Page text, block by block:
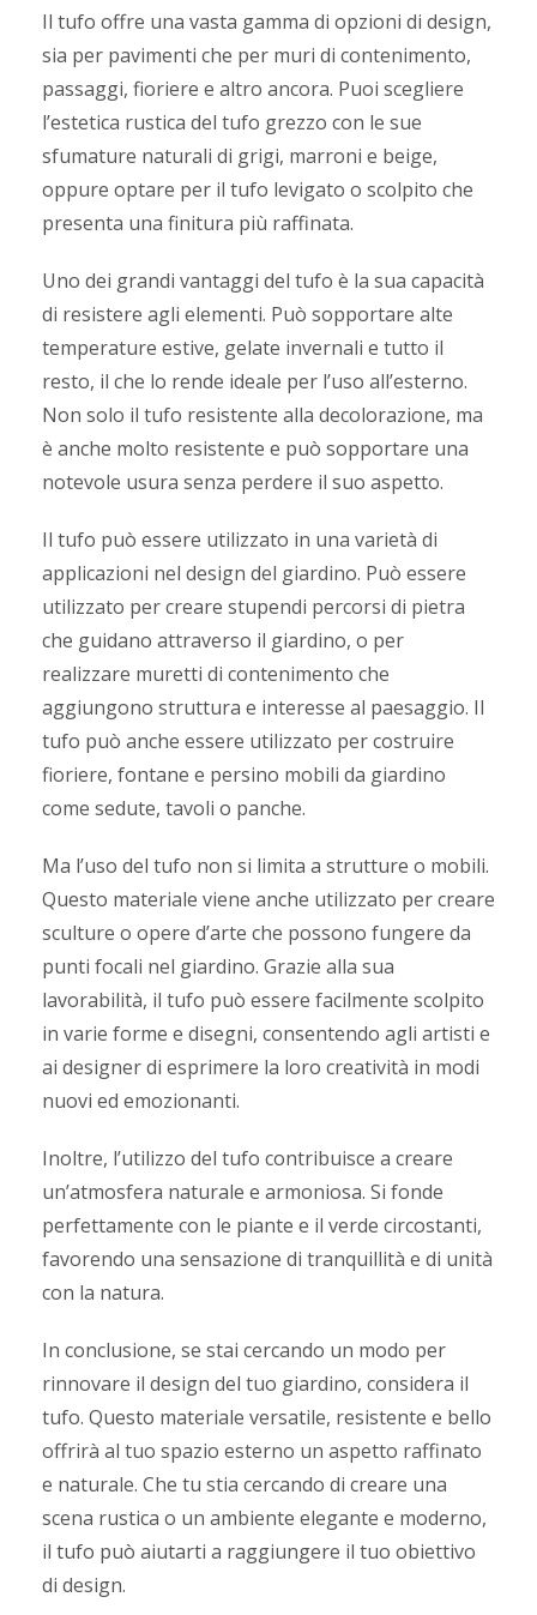
Il tufo offre una vasta gamma di opzioni di design,
sia per pavimenti che per muri di contenimento,
passaggi, fioriere e altro ancora. Puoi scegliere
l’estetica rustica del tufo grezzo con le sue
sfumature naturali di grigi, marroni e beige,
oppure optare per il tufo levigato o scolpito che
presenta una finitura più raffinata.
Uno dei grandi vantaggi del tufo è la sua capacità
di resistere agli elementi. Può sopportare alte
temperature estive, gelate invernali e tutto il
resto, il che lo rende ideale per l’uso all’esterno.
Non solo il tufo resistente alla decolorazione, ma
è anche molto resistente e può sopportare una
notevole usura senza perdere il suo aspetto.
Il tufo può essere utilizzato in una varietà di
applicazioni nel design del giardino. Può essere
utilizzato per creare stupendi percorsi di pietra
che guidano attraverso il giardino, o per
realizzare muretti di contenimento che
aggiungono struttura e interesse al paesaggio. Il
tufo può anche essere utilizzato per costruire
fioriere, fontane e persino mobili da giardino
come sedute, tavoli o panche.
Ma l’uso del tufo non si limita a strutture o mobili.
Questo materiale viene anche utilizzato per creare
sculture o opere d’arte che possono fungere da
punti focali nel giardino. Grazie alla sua
lavorabilità, il tufo può essere facilmente scolpito
in varie forme e disegni, consentendo agli artisti e
ai designer di esprimere la loro creatività in modi
nuovi ed emozionanti.
Inoltre, l’utilizzo del tufo contribuisce a creare
un’atmosfera naturale e armoniosa. Si fonde
perfettamente con le piante e il verde circostanti,
favorendo una sensazione di tranquillità e di unità
con la natura.
In conclusione, se stai cercando un modo per
rinnovare il design del tuo giardino, considera il
tufo. Questo materiale versatile, resistente e bello
offrirà al tuo spazio esterno un aspetto raffinato
e naturale. Che tu stia cercando di creare una
scena rustica o un ambiente elegante e moderno,
il tufo può aiutarti a raggiungere il tuo obiettivo
di design.